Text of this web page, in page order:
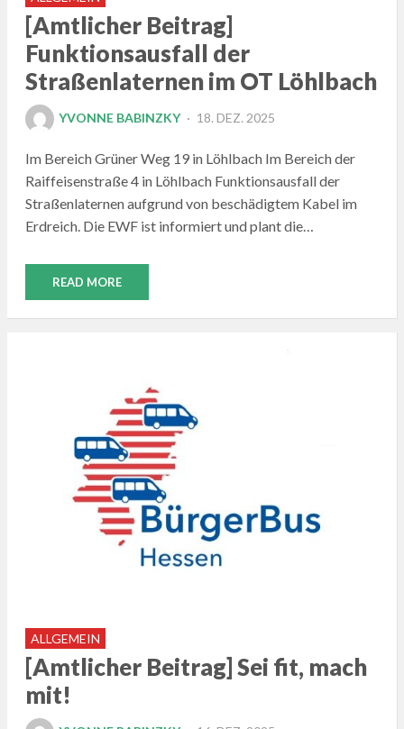
[Amtlicher Beitrag]
Funktionsausfall der
Straßenlaternen im OT Löhlbach
YVONNE BABINZKY
POSTED
18. DEZ. 2025
Im Bereich Grüner Weg 19 in Löhlbach Im Bereich der
Raiffeisenstraße 4 in Löhlbach Funktionsausfall der
Straßenlaternen aufgrund von beschädigtem Kabel im
Erdreich. Die EWF ist informiert und plant die…
READ MORE
ALLGEMEIN
[Amtlicher Beitrag] Sei fit, mach
mit!